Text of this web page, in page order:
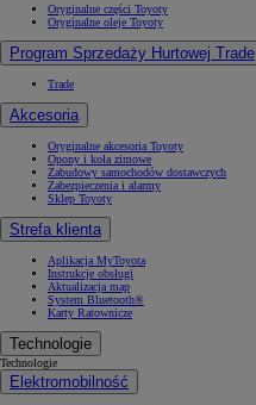
Oryginalne części Toyoty
Oryginalne oleje Toyoty
Program Sprzedaży Hurtowej Trade
Trade
Akcesoria
Oryginalne akcesoria Toyoty
Opony i koła zimowe
Zabudowy samochodów dostawczych
Zabezpieczenia i alarmy
Sklep Toyoty
Strefa klienta
Aplikacja MyToyota
Instrukcje obsługi
Aktualizacja map
System Bluetooth®
Karty Ratownicze
Technologie
Technologie
Elektromobilność